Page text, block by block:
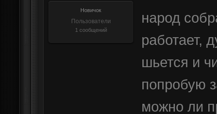
Новичок
Пользователи
1 сообщений
народ
работает,
шьется и
попробую
можно ли